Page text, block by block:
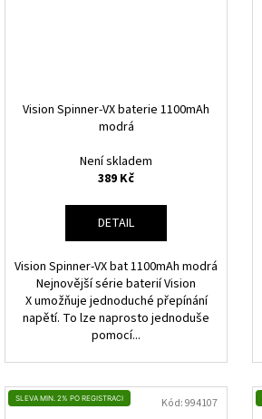
Vision Spinner-VX baterie 1100mAh
modrá
Není skladem
389 Kč
DETAIL
Vision Spinner-VX bat 1100mAh modrá
Nejnovější série baterií Vision
X umožňuje jednoduché přepínání
napětí. To lze naprosto jednoduše
pomocí...
SLEVA MIN. 2% PO REGISTRACI Kód:994107